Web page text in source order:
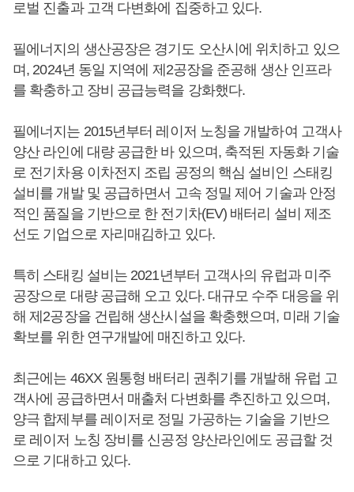
로벌 진출과 고객 다변화에 집중하고 있다.
필에너지의 생산공장은 경기도 오산시에 위치하고 있으
며, 2024년 동일 지역에 제2공장을 준공해 생산 인프라
를 확충하고 장비 공급능력을 강화했다.
필에너지는 2015년부터 레이저 노칭을 개발하여 고객사
양산 라인에 대량 공급한 바 있으며, 축적된 자동화 기술
로 전기차용 이차전지 조립 공정의 핵심 설비인 스태킹
설비를 개발 및 공급하면서 고속 정밀 제어 기술과 안정
적인 품질을 기반으로 한 전기차(EV) 배터리 설비 제조
선도 기업으로 자리매김하고 있다.
특히 스태킹 설비는 2021년부터 고객사의 유럽과 미주
공장으로 대량 공급해 오고 있다. 대규모 수주 대응을 위
해 제2공장을 건립해 생산시설을 확충했으며, 미래 기술
확보를 위한 연구개발에 매진하고 있다.
최근에는 46XX 원통형 배터리 권취기를 개발해 유럽 고
객사에 공급하면서 매출처 다변화를 추진하고 있으며,
양극 합제부를 레이저로 정밀 가공하는 기술을 기반으
로 레이저 노칭 장비를 신공정 양산라인에도 공급할 것
으로 기대하고 있다.